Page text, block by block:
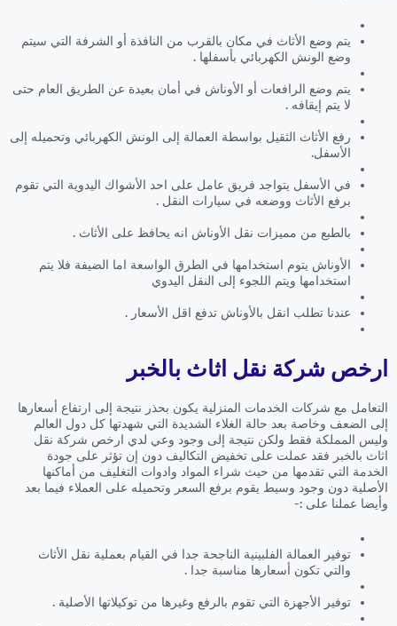
يتم وضع الأثاث في مكان بالقرب من النافذة أو الشرفة التي سيتم
وضع الونش الكهربائي بأسفلها .
يتم وضع الرافعات أو الأوناش في أمان بعيدة عن الطريق العام حتى
لا يتم إيقافه .
رفع الأثاث الثقيل بواسطة العمالة إلى الونش الكهربائي وتحميله إلى
الأسفل.
في الأسفل يتواجد فريق عامل على احد الأشواك اليدوية التي تقوم
برفع الأثاث ووضعه في سيارات النقل .
بالطبع من مميزات نقل الأوناش انه يحافظ على الأثاث .
الأوناش يتوم استخدامها في الطرق الواسعة اما الضيفة فلا يتم
استخدامها ويتم اللجوء إلى النقل اليدوي
عندنا تطلب انقل بالأوناش تدفع اقل الأسعار .
ارخص شركة نقل اثاث بالخبر
التعامل مع شركات الخدمات المنزلية يكون بحذر نتيجة إلى ارتفاع أسعارها
إلى الضعف وخاصة بعد حالة الغلاء الشديدة التي شهدتها كل دول العالم
وليس المملكة فقط ولكن نتيجة إلى وجود وعي لدي ارخص شركة نقل
اثاث بالخبر فقد عملت على تخفيض التكاليف دون إن تؤثر على جودة
الخدمة التي تقدمها من حيث شراء المواد وادوات التغليف من أماكنها
الأصلية دون وجود وسيط يقوم برفع السعر وتحميله على العملاء فيما بعد
وأيضا عملنا على :-
توفير العمالة الفلبينية الناجحة جدا في القيام بعملية نقل الأثاث
والتي تكون أسعارها مناسبة جدا .
توفير الأجهزة التي تقوم بالرفع وغيرها من توكيلاتها الأصلية .